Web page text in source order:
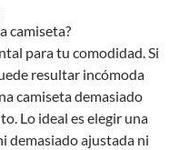
camiseta?
para tu comodidad. Si
resultar incómoda
camiseta demasiado
Lo ideal es elegir una
demasiado ajustada ni